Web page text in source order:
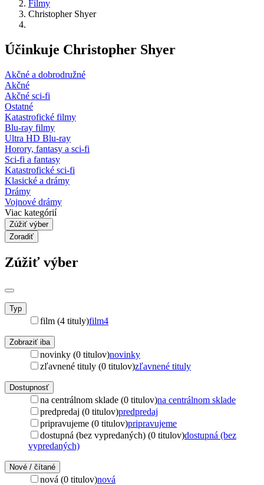
Filmy
Christopher Shyer
Účinkuje Christopher Shyer
Akčné a dobrodružné
Akčné
Akčné sci-fi
Ostatné
Katastrofické filmy
Blu-ray filmy
Ultra HD Blu-ray
Horory, fantasy a sci-fi
Sci-fi a fantasy
Katastrofické sci-fi
Klasické a drámy
Drámy
Vojnové drámy
Viac kategórií
Zúžiť výber
Zoradiť
Zúžiť výber
Typ
film (4 tituly)film4
Zobraziť iba
novinky (0 titulov)novinky
zľavnené tituly (0 titulov)zľavnené tituly
Dostupnosť
na centrálnom sklade (0 titulov)na centrálnom sklade
predpredaj (0 titulov)predpredaj
pripravujeme (0 titulov)pripravujeme
dostupná (bez vypredaných) (0 titulov)dostupná (bez
vypredaných)
Nové / čítané
nová (0 titulov)nová